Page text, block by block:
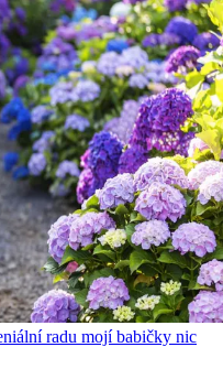
radu mojí babičky nic